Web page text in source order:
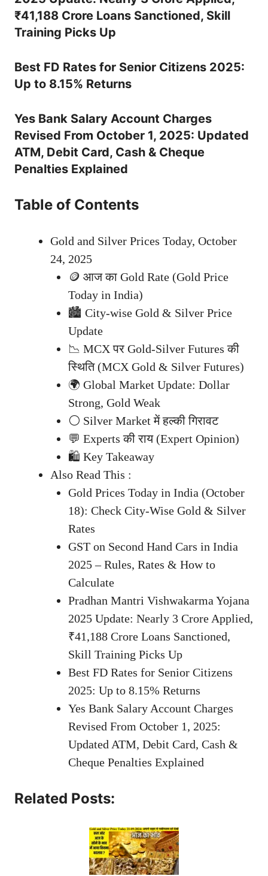
₹41,188 Crore Loans Sanctioned, Skill
Training Picks Up
Best FD Rates for Senior Citizens 2025:
Up to 8.15% Returns
Yes Bank Salary Account Charges
Revised From October 1, 2025: Updated
ATM, Debit Card, Cash & Cheque
Penalties Explained
Table of Contents
Gold and Silver Prices Today, October
24, 2025
🪙 आज का Gold Rate (Gold Price
Today in India)
🏙️ City-wise Gold & Silver Price
Update
📉 MCX पर Gold-Silver Futures की
स्थिति (MCX Gold & Silver Futures)
🌍 Global Market Update: Dollar
Strong, Gold Weak
⚪ Silver Market में हल्की गिरावट
💬 Experts की राय (Expert Opinion)
🛍️ Key Takeaway
Also Read This :
Gold Prices Today in India (October
18): Check City-Wise Gold & Silver
Rates
GST on Second Hand Cars in India
2025 – Rules, Rates & How to
Calculate
Pradhan Mantri Vishwakarma Yojana
2025 Update: Nearly 3 Crore Applied,
₹41,188 Crore Loans Sanctioned,
Skill Training Picks Up
Best FD Rates for Senior Citizens
2025: Up to 8.15% Returns
Yes Bank Salary Account Charges
Revised From October 1, 2025:
Updated ATM, Debit Card, Cash &
Cheque Penalties Explained
Related Posts: